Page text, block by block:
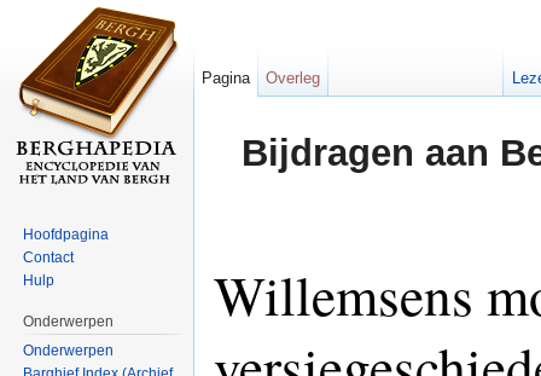
Bijdragen aan
Willemsens
Pagina Overleg
Hoofdpagina
Contact
Hulp
Onderwerpen
Onderwerpen